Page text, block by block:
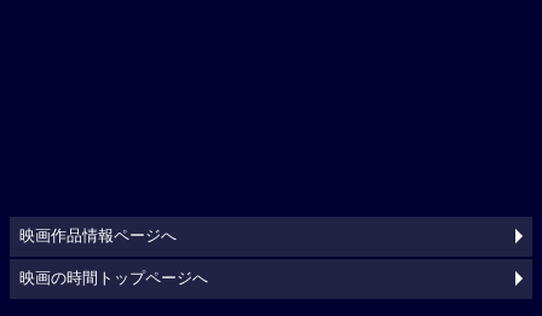
映画作品情報ページへ
映画の時間トップページへ